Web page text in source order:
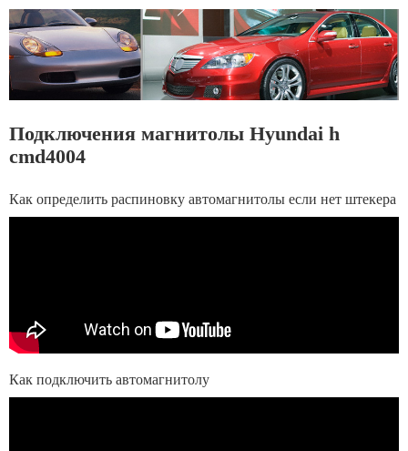
Подключения магнитолы Hyundai h
cmd4004
Как определить распиновку автомагнитолы если нет штекера
Как подключить автомагнитолу